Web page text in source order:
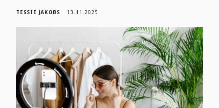
TESSIE JAKOBS 13.11.2025